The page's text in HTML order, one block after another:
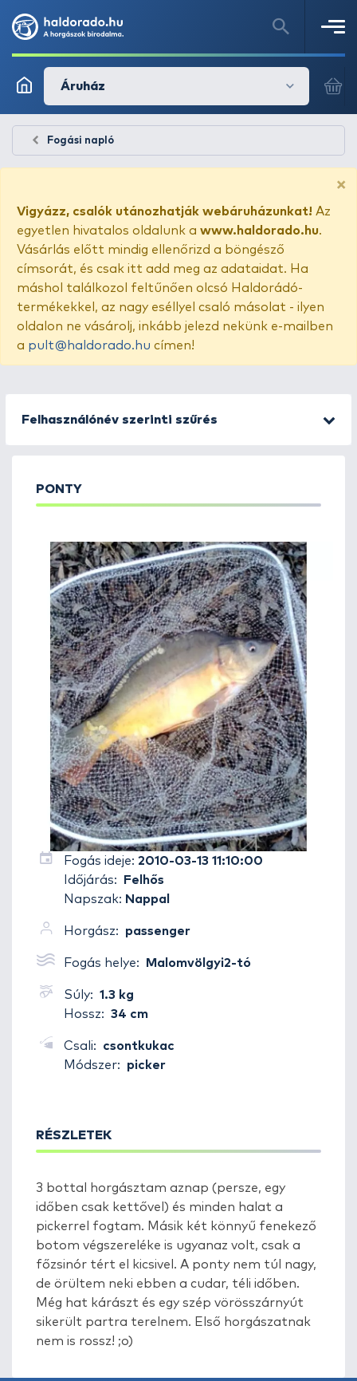
Áruház
Fogási napló
×
Vigyázz, csalók utánozhatják webáruházunkat! Az
egyetlen hivatalos oldalunk a www.haldorado.hu.
Vásárlás előtt mindig ellenőrizd a böngésző
címsorát, és csak itt add meg az adataidat. Ha
máshol találkozol feltűnően olcsó Haldorádó-
termékekkel, az nagy eséllyel csaló másolat - ilyen
oldalon ne vásárolj, inkább jelezd nekünk e-mailben
a pult@haldorado.hu címen!
Felhasználónév szerinti szűrés
PONTY
Fogás ideje: 2010-03-13 11:10:00
Időjárás:
Felhős
Napszak: Nappal
Horgász: passenger
Fogás helye: Malomvölgyi2-tó
Súly: 1.3 kg
Hossz: 34 cm
Csali:
csontkukac
Módszer:
picker
RÉSZLETEK
3 bottal horgásztam aznap (persze, egy
időben csak kettővel) és minden halat a
pickerrel fogtam. Másik két könnyű fenekező
botom végszereléke is ugyanaz volt, csak a
főzsinór tért el kicsivel. A ponty nem túl nagy,
de örültem neki ebben a cudar, téli időben.
Még hat kárászt és egy szép vörösszárnyút
sikerült partra terelnem. Első horgászatnak
nem is rossz! ;o)